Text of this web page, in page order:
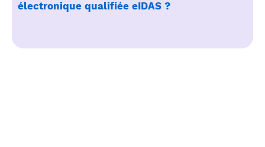
électronique qualifiée eIDAS ?